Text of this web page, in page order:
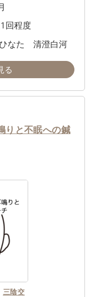
回程度
なた 清澄白河
る
りと不眠への鍼
三陰交